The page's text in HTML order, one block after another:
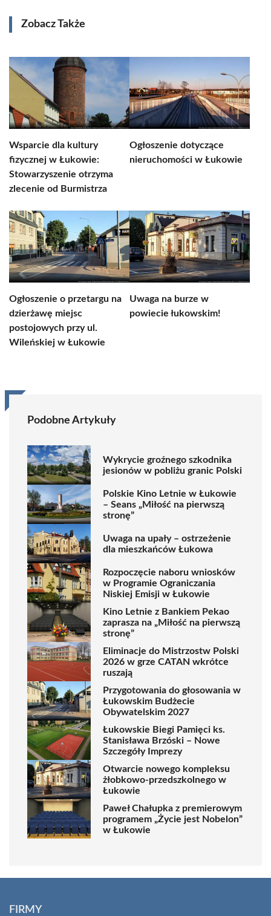
Zobacz Także
Wsparcie dla kultury
fizycznej w Łukowie:
Stowarzyszenie otrzyma
zlecenie od Burmistrza
Ogłoszenie dotyczące
nieruchomości w Łukowie
Ogłoszenie o przetargu na
dzierżawę miejsc
postojowych przy ul.
Wileńskiej w Łukowie
Uwaga na burze w
powiecie łukowskim!
Podobne Artykuły
Wykrycie groźnego szkodnika
jesionów w pobliżu granic Polski
Polskie Kino Letnie w Łukowie
– Seans „Miłość na pierwszą
stronę”
Uwaga na upały – ostrzeżenie
dla mieszkańców Łukowa
Rozpoczęcie naboru wniosków
w Programie Ograniczania
Niskiej Emisji w Łukowie
Kino Letnie z Bankiem Pekao
zaprasza na „Miłość na pierwszą
stronę”
Eliminacje do Mistrzostw Polski
2026 w grze CATAN wkrótce
ruszają
Przygotowania do głosowania w
Łukowskim Budżecie
Obywatelskim 2027
Łukowskie Biegi Pamięci ks.
Stanisława Brzóski – Nowe
Szczegóły Imprezy
Otwarcie nowego kompleksu
żłobkowo-przedszkolnego w
Łukowie
Paweł Chałupka z premierowym
programem „Życie jest Nobelon”
w Łukowie
FIRMY